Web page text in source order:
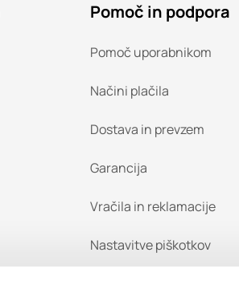
Pomoč in podpora
Pomoč uporabnikom
Načini plačila
Dostava in prevzem
Garancija
Vračila in reklamacije
Nastavitve piškotkov